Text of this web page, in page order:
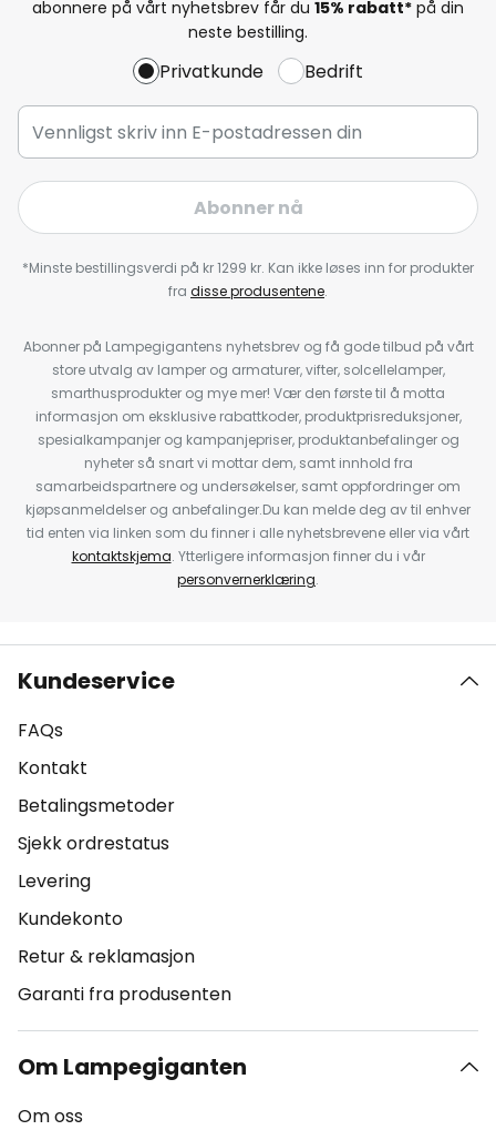
abonnere på vårt nyhetsbrev får du 15% rabatt* på din
neste bestilling.
Privatkunde Bedrift
Abonner nå
*Minste bestillingsverdi på kr 1299 kr. Kan ikke løses inn for produkter
fra disse produsentene.
Abonner på Lampegigantens nyhetsbrev og få gode tilbud på vårt
store utvalg av lamper og armaturer, vifter, solcellelamper,
smarthusprodukter og mye mer! Vær den første til å motta
informasjon om eksklusive rabattkoder, produktprisreduksjoner,
spesialkampanjer og kampanjepriser, produktanbefalinger og
nyheter så snart vi mottar dem, samt innhold fra
samarbeidspartnere og undersøkelser, samt oppfordringer om
kjøpsanmeldelser og anbefalinger.Du kan melde deg av til enhver
tid enten via linken som du finner i alle nyhetsbrevene eller via vårt
kontaktskjema. Ytterligere informasjon finner du i vår
personvernerklæring.
Kundeservice
FAQs
Kontakt
Betalingsmetoder
Sjekk ordrestatus
Levering
Kundekonto
Retur & reklamasjon
Garanti fra produsenten
Om Lampegiganten
Om oss